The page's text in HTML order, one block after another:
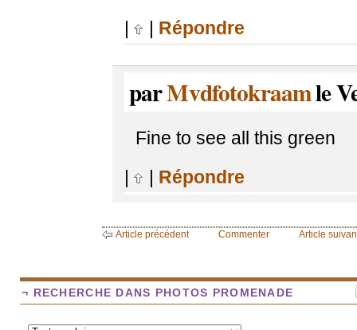
|
| Répondre
parMvdfotokraamle
Fine to see all this green
Répondre
Article précédent Commenter Article
¬ RECHERCHE DANS PHOTOS PROMENADE